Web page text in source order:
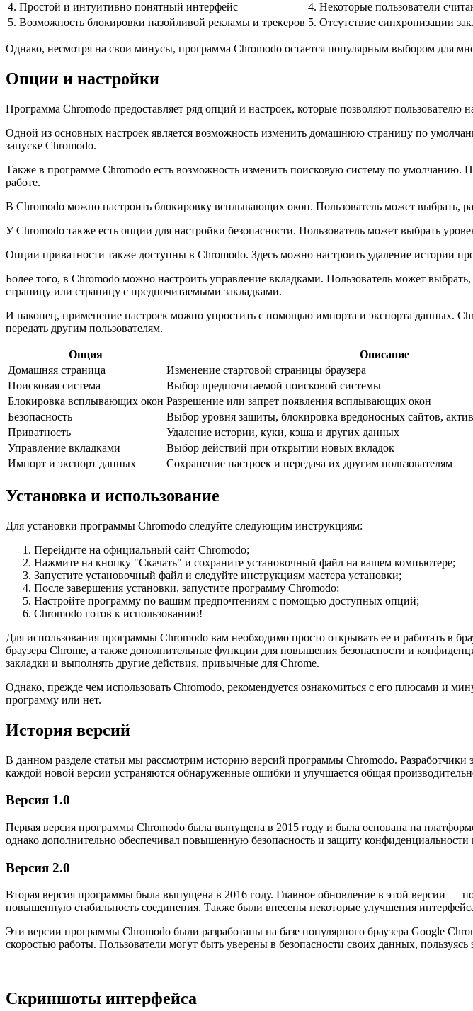
4. Простой и интуитивно понятный интерфейс
4. Некоторые пользователи
5. Возможность блокировки назойливой рекламы и трекеров 5. Отсутствие синхронизации
Однако, несмотря на свои минусы, программа Chromodo остается популярным выбором для
Опции и настройки
Программа Chromodo предоставляет ряд опций и настроек, которые позволяют пользователю
Одной из основных настроек является возможность изменить домашнюю страницу по
запуске Chromodo.
Также в программе Chromodo есть возможность изменить поисковую систему по умолчанию.
работе.
В Chromodo можно настроить блокировку всплывающих окон. Пользователь может выбрать,
У Chromodo также есть опции для настройки безопасности. Пользователь может выбрать
Опции приватности также доступны в Chromodo. Здесь можно настроить удаление истории
Более того, в Chromodo можно настроить управление вкладками. Пользователь может
страницу или страницу с предпочитаемыми закладками.
И наконец, применение настроек можно упростить с помощью импорта и экспорта данных.
передать другим пользователям.
Опция
Описание
Домашняя страница
Изменение стартовой страницы браузера
Поисковая система
Выбор предпочитаемой поисковой системы
Блокировка всплывающих окон Разрешение или запрет появления всплывающих окон
Безопасность
Выбор уровня защиты, блокировка вредоносных сайтов,
Приватность
Удаление истории, куки, кэша и других данных
Управление вкладками
Выбор действий при открытии новых вкладок
Импорт и экспорт данных
Сохранение настроек и передача их другим пользователям
Установка и использование
Для установки программы Chromodo следуйте следующим инструкциям:
Перейдите на официальный сайт Chromodo;
Нажмите на кнопку "Скачать" и сохраните установочный файл на вашем компьютере;
Запустите установочный файл и следуйте инструкциям мастера установки;
После завершения установки, запустите программу Chromodo;
Настройте программу по вашим предпочтениям с помощью доступных опций;
Chromodo готов к использованию!
Для использования программы Chromodo вам необходимо просто открывать ее и работать в
браузера Chrome, а также дополнительные функции для повышения безопасности и
закладки и выполнять другие действия, привычные для Chrome.
Однако, прежде чем использовать Chromodo, рекомендуется ознакомиться с его плюсами и
программу или нет.
История версий
В данном разделе статьи мы рассмотрим историю версий программы Chromodo.
каждой новой версии устраняются обнаруженные ошибки и улучшается общая
Версия 1.0
Первая версия программы Chromodo была выпущена в 2015 году и была основана на
однако дополнительно обеспечивал повышенную безопасность и защиту конфиденциальности
Версия 2.0
Вторая версия программы была выпущена в 2016 году. Главное обновление в этой версии —
повышенную стабильность соединения. Также были внесены некоторые улучшения
Эти версии программы Chromodo были разработаны на базе популярного браузера Google
скоростью работы. Пользователи могут быть уверены в безопасности своих данных, пользуясь
Скриншоты интерфейса